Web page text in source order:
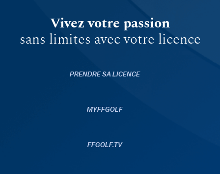
Vivez votre passion
sans limites avec votre licence
PRENDRE SA LICENCE
MYFFGOLF
FFGOLF.TV